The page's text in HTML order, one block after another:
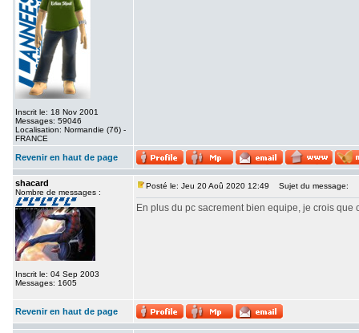
Inscrit le: 18 Nov 2001
Messages: 59046
Localisation: Normandie (76) -
FRANCE
Revenir en haut de page
shacard
Nombre de messages :
Inscrit le: 04 Sep 2003
Messages: 1605
Posté le: Jeu 20 Aoû 2020 12:49 Sujet du message:
En plus du pc sacrement bien equipe, je crois
Revenir en haut de page